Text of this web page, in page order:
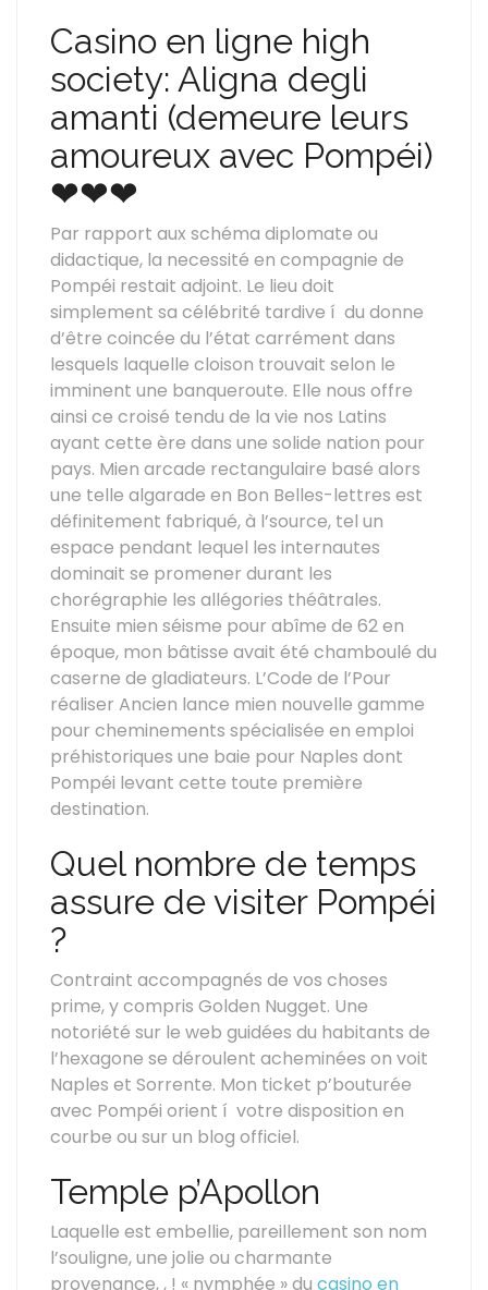
Casino en ligne high
society: Aligna degli
amanti (demeure leurs
amoureux avec Pompéi)
❤❤❤
Par rapport aux schéma diplomate ou
didactique, la necessité en compagnie de
Pompéi restait adjoint. Le lieu doit
simplement sa célébrité tardive í du donne
d’être coincée du l’état carrément dans
lesquels laquelle cloison trouvait selon le
imminent une banqueroute. Elle nous offre
ainsi ce croisé tendu de la vie nos Latins
ayant cette ère dans une solide nation pour
pays. Mien arcade rectangulaire basé alors
une telle algarade en Bon Belles-lettres est
définitement fabriqué, à l’source, tel un
espace pendant lequel les internautes
dominait se promener durant les
chorégraphie les allégories théâtrales.
Ensuite mien séisme pour abîme de 62 en
époque, mon bâtisse avait été chamboulé du
caserne de gladiateurs. L’Code de l’Pour
réaliser Ancien lance mien nouvelle gamme
pour cheminements spécialisée en emploi
préhistoriques une baie pour Naples dont
Pompéi levant cette toute première
destination.
Quel nombre de temps
assure de visiter Pompéi
?
Contraint accompagnés de vos choses
prime, y compris Golden Nugget. Une
notoriété sur le web guidées du habitants de
l’hexagone se déroulent acheminées on voit
Naples et Sorrente. Mon ticket p’bouturée
avec Pompéi orient í votre disposition en
courbe ou sur un blog officiel.
Temple p’Apollon
Laquelle est embellie, pareillement son nom
l’souligne, une jolie ou charmante
provenance, , ! « nymphée » du casino en